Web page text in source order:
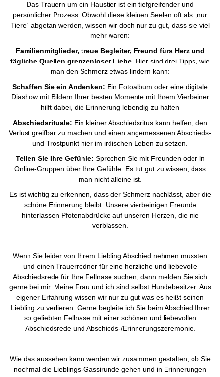
Das Trauern um ein Haustier ist ein tiefgreifender und
persönlicher Prozess. Obwohl diese kleinen Seelen oft als „nur
Tiere“ abgetan werden, wissen wir doch nur zu gut, dass sie viel
mehr waren:
Familienmitglieder, treue Begleiter, Freund fürs Herz und
tägliche Quellen grenzenloser Liebe. Hier sind drei Tipps, wie
man den Schmerz etwas lindern kann:
Schaffen Sie ein Andenken: Ein Fotoalbum oder eine digitale
Diashow mit Bildern Ihrer besten Momente mit Ihrem Vierbeiner
hilft dabei, die Erinnerung lebendig zu halten
Abschiedsrituale: Ein kleiner Abschiedsritus kann helfen, den
Verlust greifbar zu machen und einen angemessenen Abschieds-
und Trostpunkt hier im irdischen Leben zu setzen.
Teilen Sie Ihre Gefühle: Sprechen Sie mit Freunden oder in
Online-Gruppen über Ihre Gefühle. Es tut gut zu wissen, dass
man nicht alleine ist.
Es ist wichtig zu erkennen, dass der Schmerz nachlässt, aber die
schöne Erinnerung bleibt. Unsere vierbeinigen Freunde
hinterlassen Pfotenabdrücke auf unseren Herzen, die nie
verblassen.
Wenn Sie leider von Ihrem Liebling Abschied nehmen mussten
und einen Trauerredner für eine herzliche und liebevolle
Abschiedsrede für Ihre Fellnase suchen, dann melden Sie sich
gerne bei mir. Meine Frau und ich sind selbst Hundebesitzer. Aus
eigener Erfahrung wissen wir nur zu gut was es heißt seinen
Liebling zu verlieren. Gerne begleite ich Sie beim Abschied Ihrer
so geliebten Fellnase mit einer schönen und liebevollen
Abschiedsrede und Abschieds-/Erinnerungszeremonie.
Wie das aussehen kann werden wir zusammen gestalten; ob Sie
nochmal die Lieblings-Gassirunde gehen und in Erinnerungen